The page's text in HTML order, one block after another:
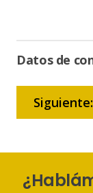
Bonificación
Datos de